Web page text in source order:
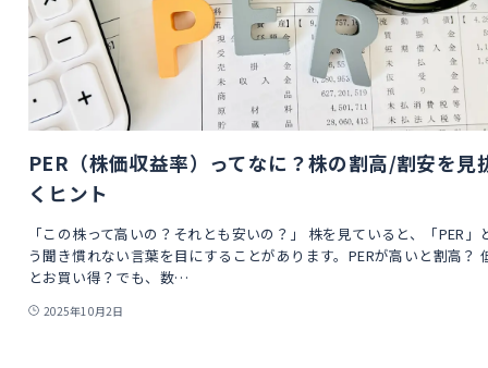
PER（株価収益率）ってなに？株の割高/割安を見
くヒント
「この株って高いの？それとも安いの？」 株を見ていると、「PER」
う聞き慣れない言葉を目にすることがあります。PERが高いと割高？
とお買い得？でも、数…
2025年10月2日